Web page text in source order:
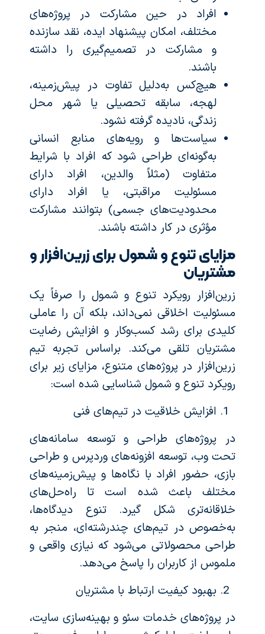
افراد در حین مشارکت در پروژه‌های
مختلف، امکان پیشنهاد ایده، نقد سازنده
و مشارکت در تصمیم‌گیری را داشته
باشند.
هیچ‌کس به‌دلیل تفاوت در پیش‌زمینه،
لهجه، سابقه تحصیلی یا شهر محل
زندگی، نادیده گرفته نشود.
سیاست‌ها و رویه‌های منابع انسانی
به‌گونه‌ای طراحی شود که افراد با شرایط
متفاوت (مثلاً والدین، افراد دارای
مسئولیت مراقبتی، یا افراد دارای
محدودیت‌های جسمی) بتوانند مشارکت
مؤثری در کار داشته باشند.
مزایای تنوع و شمول برای زرین‌افزار و
مشتریان
زرین‌افزار رویکرد تنوع و شمول را صرفاً یک
مسئولیت اخلاقی نمی‌داند، بلکه آن را عاملی
کلیدی برای رشد کسب‌وکار و افزایش رضایت
مشتریان تلقی می‌کند. براساس تجربه تیم
زرین‌افزار در پروژه‌های متنوع، مزایای زیر برای
رویکرد تنوع و شمول شناسایی شده است:
افزایش خلاقیت در تیم‌های فنی
در پروژه‌های طراحی و توسعه سامانه‌های
تحت وب، توسعه افزونه‌های وردپرس و طراحی
بازی، حضور افراد با نگاه‌ها و پیش‌زمینه‌های
مختلف باعث شده است تا راه‌حل‌های
خلاقانه‌تری شکل گیرد. تنوع دیدگاه‌ها،
به‌خصوص در تیم‌های چندرشته‌ای، منجر به
طراحی محصولاتی می‌شود که نیازی واقعی و
ملموس از کاربران را پاسخ می‌دهد.
بهبود کیفیت ارتباط با مشتریان
در پروژه‌های خدمات سئو و بهینه‌سازی سایت،